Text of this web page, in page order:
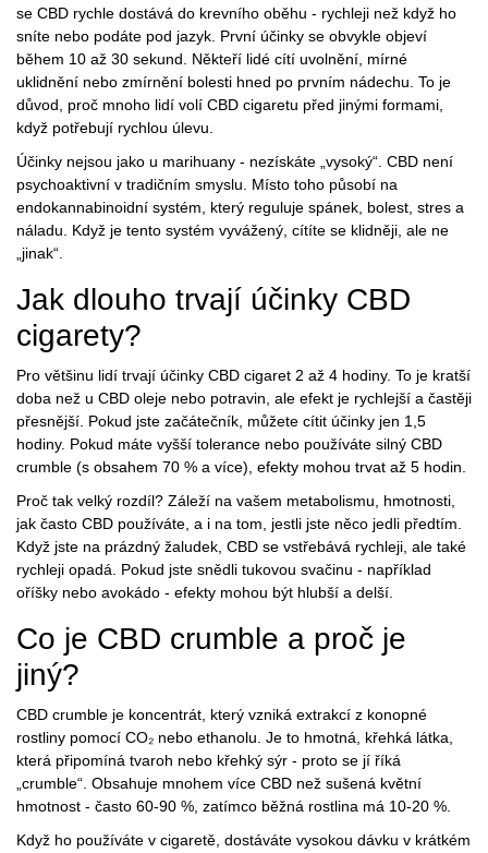
se CBD rychle dostává do krevního oběhu - rychleji než když ho
sníte nebo podáte pod jazyk. První účinky se obvykle objeví
během 10 až 30 sekund. Někteří lidé cítí uvolnění, mírné
uklidnění nebo zmírnění bolesti hned po prvním nádechu. To je
důvod, proč mnoho lidí volí CBD cigaretu před jinými formami,
když potřebují rychlou úlevu.
Účinky nejsou jako u marihuany - nezískáte „vysoký“. CBD není
psychoaktivní v tradičním smyslu. Místo toho působí na
endokannabinoidní systém, který reguluje spánek, bolest, stres a
náladu. Když je tento systém vyvážený, cítíte se klidněji, ale ne
„jinak“.
Jak dlouho trvají účinky CBD
cigarety?
Pro většinu lidí trvají účinky CBD cigaret 2 až 4 hodiny. To je kratší
doba než u CBD oleje nebo potravin, ale efekt je rychlejší a častěji
přesnější. Pokud jste začátečník, můžete cítit účinky jen 1,5
hodiny. Pokud máte vyšší tolerance nebo používáte silný CBD
crumble (s obsahem 70 % a více), efekty mohou trvat až 5 hodin.
Proč tak velký rozdíl? Záleží na vašem metabolismu, hmotnosti,
jak často CBD používáte, a i na tom, jestli jste něco jedli předtím.
Když jste na prázdný žaludek, CBD se vstřebává rychleji, ale také
rychleji opadá. Pokud jste snědli tukovou svačinu - například
oříšky nebo avokádo - efekty mohou být hlubší a delší.
Co je CBD crumble a proč je
jiný?
CBD crumble je koncentrát, který vzniká extrakcí z konopné
rostliny pomocí CO₂ nebo ethanolu. Je to hmotná, křehká látka,
která připomíná tvaroh nebo křehký sýr - proto se jí říká
„crumble“. Obsahuje mnohem více CBD než sušená květní
hmotnost - často 60-90 %, zatímco běžná rostlina má 10-20 %.
Když ho používáte v cigaretě, dostáváte vysokou dávku v krátkém